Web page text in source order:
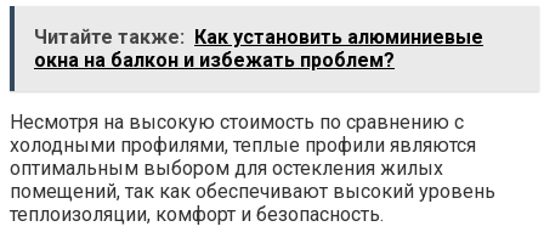
Читайте также:
Как установить алюминиевые
окна на балкон и избежать проблем?
Несмотря на высокую стоимость по сравнению с
холодными профилями, теплые профили являются
оптимальным выбором для остекления жилых
помещений, так как обеспечивают высокий уровень
теплоизоляции, комфорт и безопасность.